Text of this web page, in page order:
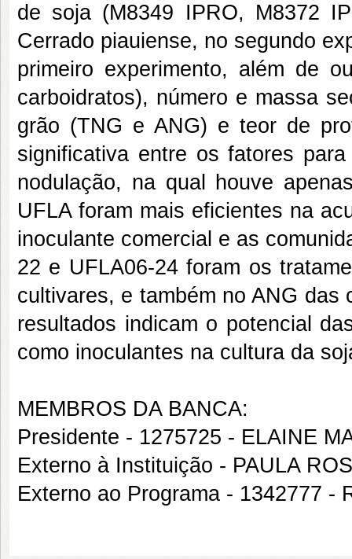
de soja (M8349 IPRO, M8372
Cerrado piauiense, no segundo
primeiro experimento, além de
carboidratos), número e massa
grão (TNG e ANG) e teor de
significativa entre os fatores
nodulação, na qual houve
UFLA foram mais eficientes na
inoculante comercial e as
22 e UFLA06-24 foram os
cultivares, e também no ANG
resultados indicam o potencial
como inoculantes na cultura da
MEMBROS DA BANCA:
Presidente - 1275725 - ELAINE
Externo à Instituição - PAULA
Externo ao Programa - 1342777 -